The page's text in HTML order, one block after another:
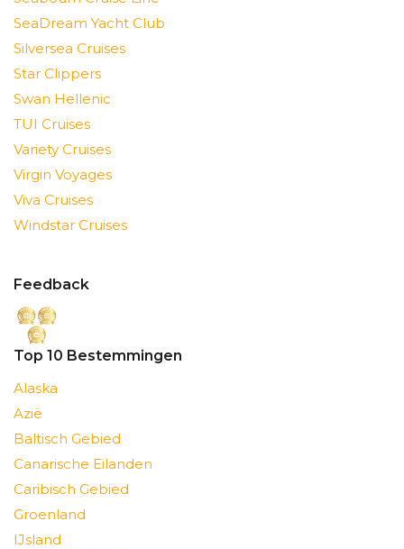
SeaDream Yacht Club
Silversea Cruises
Star Clippers
Swan Hellenic
TUI Cruises
Variety Cruises
Virgin Voyages
Viva Cruises
Windstar Cruises
Feedback
Top 10 Bestemmingen
Alaska
Azië
Baltisch Gebied
Canarische Eilanden
Caribisch Gebied
Groenland
IJsland